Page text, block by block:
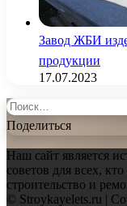
Завод ЖБИ
продукции
17.07.2023
Найти:
Поделиться
Наш сайт является
советов для всех,
строительство и
© Stroykayelets.ru |